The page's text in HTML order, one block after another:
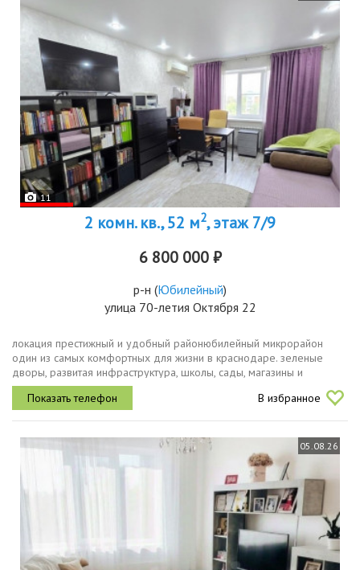
11
2 комн. кв., 52 м2, этаж 7/9
6 800 000 ₽
р-н (Юбилейный)
улица 70-летия Октября 22
локация престижный и удобный районюбилейный микрорайон
один из самых комфортных для жизни в краснодаре. зеленые
дворы, развитая инфраструктура, школы, сады, магазины и
спортивные площадки в шаговой доступности. при этом район
имеет удобные выезды...
В избранное
05.08.26